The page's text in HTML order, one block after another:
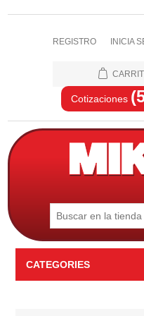
REGISTRO INICIA
Cotizaciones
CATEGORIES